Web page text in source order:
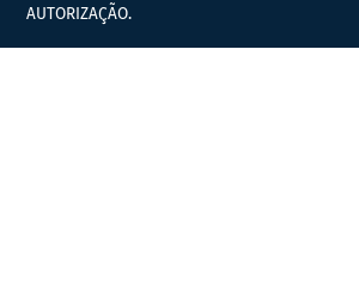
AUTORIZAÇÃO.